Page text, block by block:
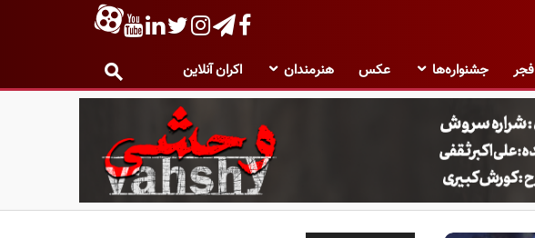
جشنواره‌ها عکس هنرمندان اکران آنلاین